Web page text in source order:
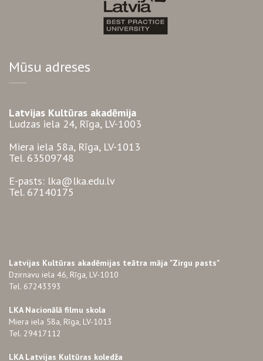
Mūsu adreses
Latvijas Kultūras akadēmija
Ludzas iela 24, Rīga, LV-1003
Miera iela 58a, Rīga, LV-1013
Tel. 63509748
E-pasts: lka@lka.edu.lv
Tel. 67140175
Latvijas Kultūras akadēmijas teātra māja "Zirgu pasts"
Dzirnavu iela 46, Rīga, LV-1010
Tel. 67243393
LKA Nacionālā filmu skola
Miera iela 58a, Rīga, LV-1013
Tel. 29417112
LKA Latvijas Kultūras koledža